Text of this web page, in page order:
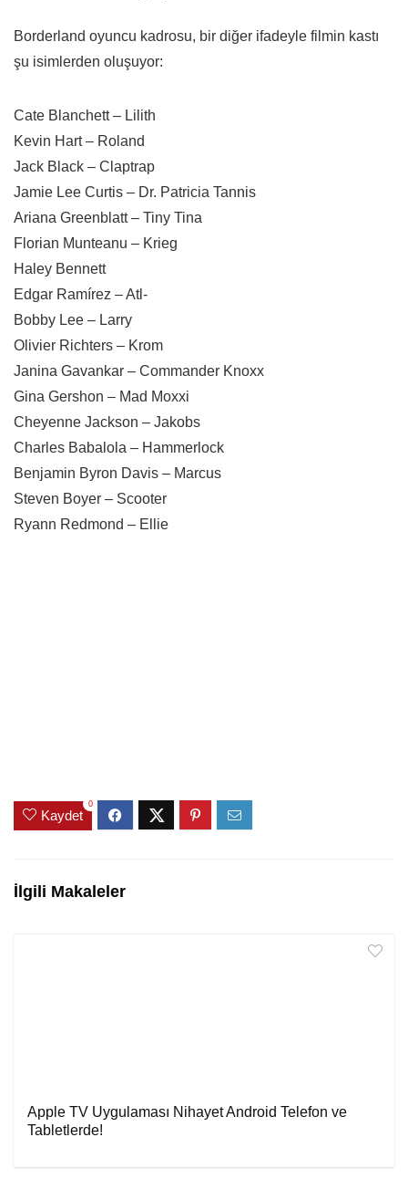
Borderland oyuncu kadrosu, bir diğer ifadeyle filmin kastı
şu isimlerden oluşuyor:
Cate Blanchett – Lilith
Kevin Hart – Roland
Jack Black – Claptrap
Jamie Lee Curtis – Dr. Patricia Tannis
Ariana Greenblatt – Tiny Tina
Florian Munteanu – Krieg
Haley Bennett
Edgar Ramírez – Atl-
Bobby Lee – Larry
Olivier Richters – Krom
Janina Gavankar – Commander Knoxx
Gina Gershon – Mad Moxxi
Cheyenne Jackson – Jakobs
Charles Babalola – Hammerlock
Benjamin Byron Davis – Marcus
Steven Boyer – Scooter
Ryann Redmond – Ellie
Kaydet
0
İlgili Makaleler
Apple TV Uygulaması Nihayet Android Telefon ve
Tabletlerde!